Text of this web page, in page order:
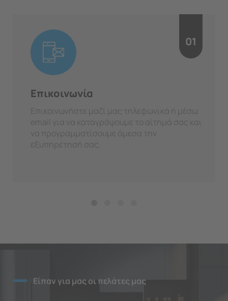
01
Επικοινωνία
Επικοινωνήστε μαζί μας τηλεφωνικά ή μέσω
email για να καταγράψουμε το αίτημά σας και
να προγραμματίσουμε άμεσα την
εξυπηρέτησή σας.
Είπαν για μας οι πελάτες μας